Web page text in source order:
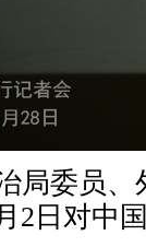
局委员
2日对中